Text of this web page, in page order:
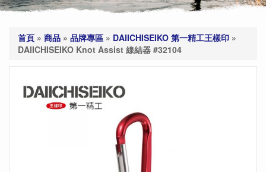
首頁 » 商品 » 品牌專區 » DAIICHISEIKO 第一精工王樣印 »
DAIICHISEIKO Knot Assist 線結器 #32104